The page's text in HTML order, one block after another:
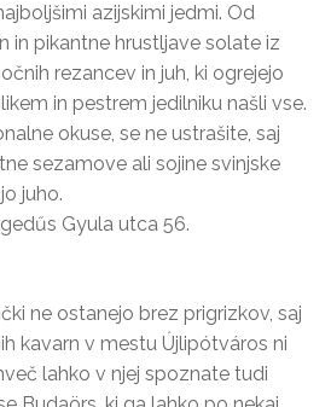
azijskimi jedmi. Od
in pikantne hrustljave solate iz
rezancev in juh, ki ogrejejo
in pestrem jedilniku našli vse.
okuse, se ne ustrašite, saj
sezamove ali sojine svinjske
juho.
Gyula utca 56.
ne ostanejo brez prigrizkov, saj
kavarn v mestu Újlipótváros ni
lahko v njej spoznate tudi